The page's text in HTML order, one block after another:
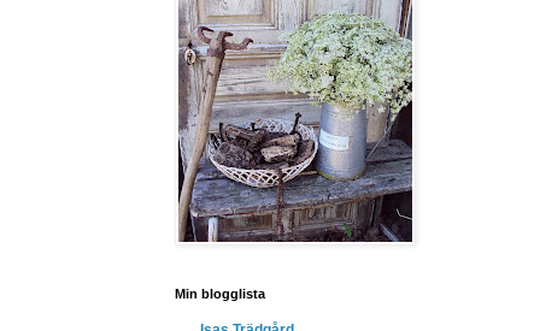
Min blogglista